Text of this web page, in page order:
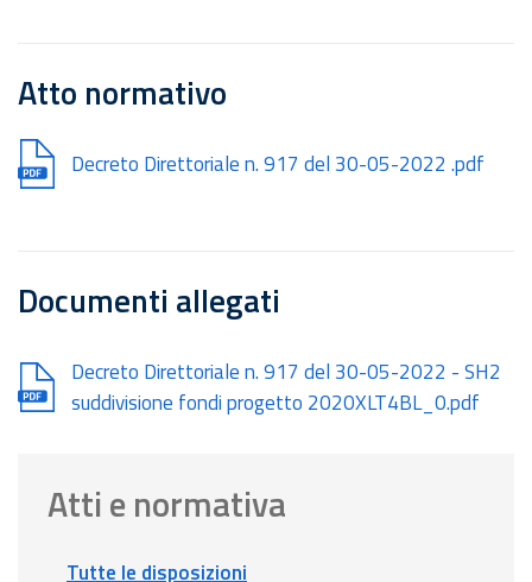
Atto normativo
Document
Decreto Direttoriale n. 917 del 30-05-2022 .pdf
Documenti allegati
Document
Decreto Direttoriale n. 917 del 30-05-2022 - SH2
suddivisione fondi progetto 2020XLT4BL_0.pdf
Atti e normativa
Tutte le disposizioni